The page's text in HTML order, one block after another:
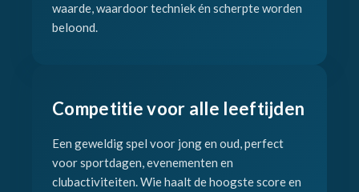
waarde, waardoor techniek én scherpte worden
beloond.
Competitie voor alle leeftijden
Een geweldig spel voor jong en oud, perfect
voor sportdagen, evenementen en
clubactiviteiten. Wie haalt de hoogste score en